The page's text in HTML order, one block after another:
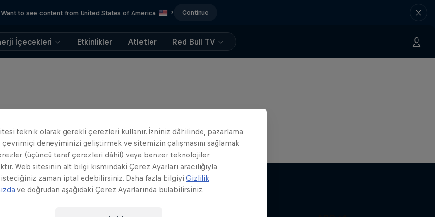
Want to see content from United States of America ? Continue
İçecekleri Etkinlikler Atletler Red Bull TV
teknik olarak gerekli çerezleri kullanır. İzniniz dâhilinde, pazarlama
çevrimiçi deneyiminizi geliştirmek ve sitemizin çalışmasını sağlamak
(üçüncü taraf çerezleri dâhil) veya benzer teknolojiler
Web sitesinin alt bilgi kısmındaki Çerez Ayarları aracılığıyla
istediğiniz zaman iptal edebilirsiniz. Daha fazla bilgiyi Gizlilik
ve doğrudan aşağıdaki Çerez Ayarlarında bulabilirsiniz.